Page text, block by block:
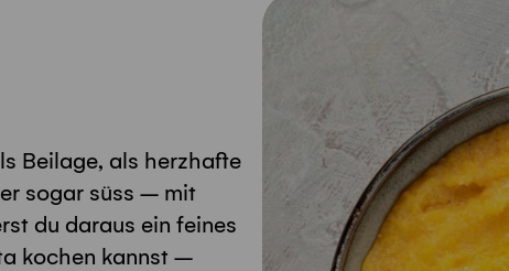
Beilage, als herzhafte
sogar süss – mit
du daraus ein feines
kochen kannst –